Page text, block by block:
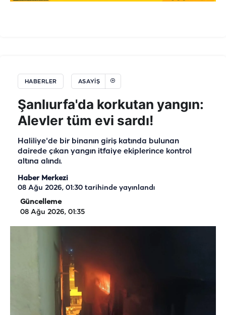
HABERLER ASAYIŞ
Şanlıurfa'da korkutan yangın:
Alevler tüm evi sardı!
Haliliye'de bir binanın giriş katında bulunan
dairede çıkan yangın itfaiye ekiplerince kontrol
altına alındı.
Haber Merkezi
08 Ağu 2026, 01:30 tarihinde yayınlandı
Güncelleme
08 Ağu 2026, 01:35